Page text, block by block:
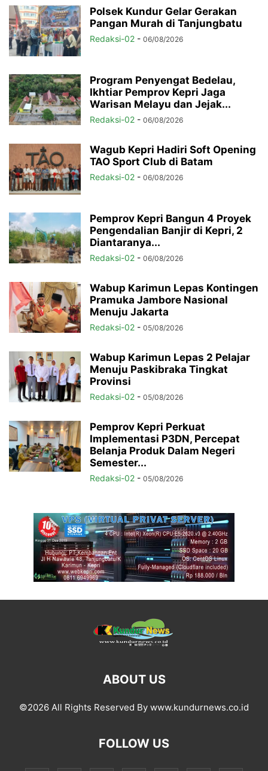
Polsek Kundur Gelar Gerakan
Pangan Murah di Tanjungbatu
Redaksi-02 - 06/08/2026
Program Penyengat Bedelau,
Ikhtiar Pemprov Kepri Jaga
Warisan Melayu dan Jejak...
Redaksi-02 - 06/08/2026
Wagub Kepri Hadiri Soft Opening
TAO Sport Club di Batam
Redaksi-02 - 06/08/2026
Pemprov Kepri Bangun 4 Proyek
Pengendalian Banjir di Kepri, 2
Diantaranya...
Redaksi-02 - 06/08/2026
Wabup Karimun Lepas Kontingen
Pramuka Jambore Nasional
Menuju Jakarta
Redaksi-02 - 05/08/2026
Wabup Karimun Lepas 2 Pelajar
Menuju Paskibraka Tingkat
Provinsi
Redaksi-02 - 05/08/2026
Pemprov Kepri Perkuat
Implementasi P3DN, Percepat
Belanja Produk Dalam Negeri
Semester...
Redaksi-02 - 05/08/2026
ABOUT US
©2026 All Rights Reserved By www.kundurnews.co.id
FOLLOW US